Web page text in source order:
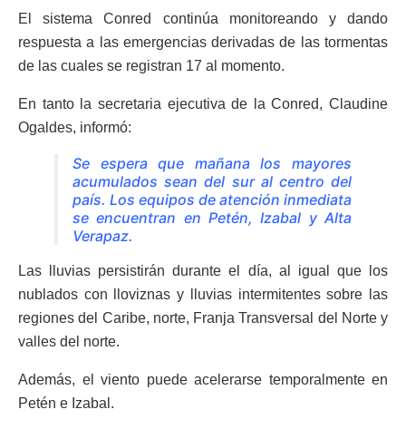
El sistema Conred continúa monitoreando y dando
respuesta a las emergencias derivadas de las tormentas
de las cuales se registran 17 al momento.
En tanto la secretaria ejecutiva de la Conred, Claudine
Ogaldes, informó:
Se espera que mañana los mayores
acumulados sean del sur al centro del
país. Los equipos de atención inmediata
se encuentran en Petén, Izabal y Alta
Verapaz.
Las lluvias persistirán durante el día, al igual que los
nublados con lloviznas y lluvias intermitentes sobre las
regiones del Caribe, norte, Franja Transversal del Norte y
valles del norte.
Además, el viento puede acelerarse temporalmente en
Petén e Izabal.